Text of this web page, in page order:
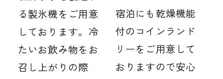
る製氷機をご用意
しております。冷
たいお飲み物をお
召し上がりの際
宿泊にも乾燥機能
付のコインランド
リーをご用意して
おりますので安心